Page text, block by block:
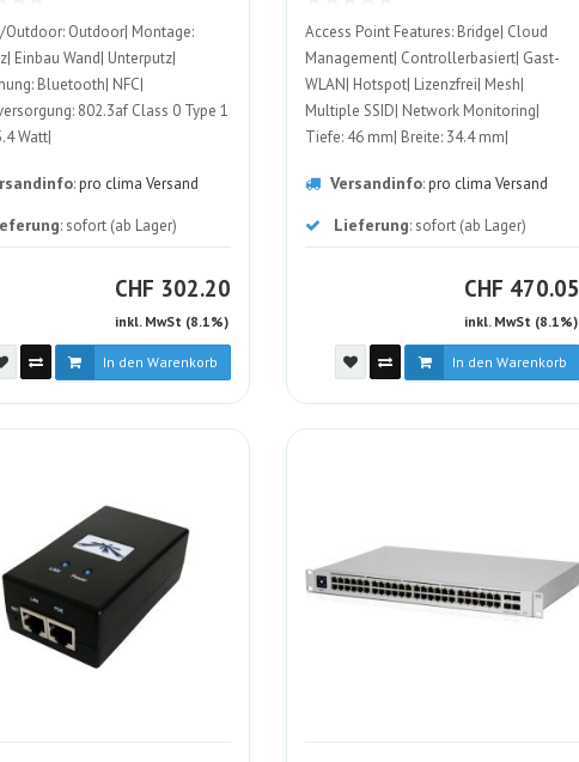
ALT
Outdoor| Montage:
Einbau Wand| Unterputz|
Bluetooth| NFC|
802.3af Class 0 Type 1
Watt|
Schwarz
:pro clima Versand
: sofort (ab Lager)
CHF CHF
302.20
inkl. MwSt (8.1%)
In den Warenkorb
Access Point Features: Bridge| Cloud
Management| Controllerbasiert| Gast-
WLAN| Hotspot| Lizenzfrei| Mesh|
Multiple SSID| Network Monitoring|
Tiefe: 46 mm| Breite: 34.4 mm|
Antennenanschluss: RP-SMA| Höhe: 353
mm
Versandinfo:pro clima Versand
Lieferung: sofort (ab Lager)
CHF CHF
470.05
inkl. MwSt (8.1%)
In den Warenkorb